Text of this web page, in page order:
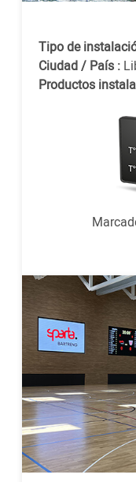
Tipo de
Ciudad / País :
Productos